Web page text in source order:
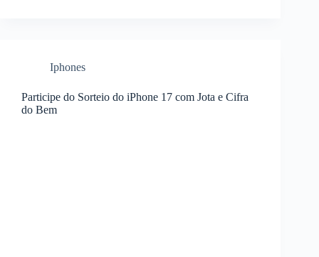
Iphones
Participe do Sorteio do iPhone 17 com Jota e Cifra
do Bem